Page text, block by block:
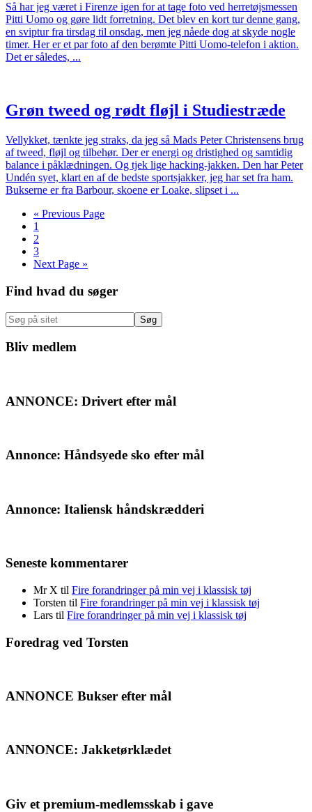
Så har jeg været i Firenze igen for at tage foto ved herretøjsmessen
Pitti Uomo og gøre lidt forretning. Det blev en kort tur denne gang,
en sviptur fra tirsdag til onsdag, men jeg nåede dog at skyde nogle
timer. Her er et par foto af den berømte Pitti Uomo-telefon i aktion.
Det er således, ...
Grøn tweed og rødt fløjl i Studiestræde
Vellykket, tænkte jeg straks, da jeg så Mads Peter Christensens brug
af tweed, fløjl og tilbehør. Der er energi og dristighed og samtidig
balance i påklædningen. Og tjek lige hacking-jakken. Den har Peter
Undén syet, klart en af de bedste sportsjakker, jeg har set fra ham.
Bukserne er fra Barbour, skoene er Loake, slipset i ...
« Go
Previous Page
Side
1
Side
2
Side
3
Go
Next Page »
Primær
Sidebar
Find hvad du søger
Søg
på
sitet
Bliv medlem
ANNONCE: Drivert efter mål
Annonce: Håndsyede sko efter mål
Annonce: Italiensk håndskrædderi
Seneste kommentarer
Mr X til Fire forandringer på min vej i klassisk tøj
Torsten til Fire forandringer på min vej i klassisk tøj
Lars til Fire forandringer på min vej i klassisk tøj
Foredrag ved Torsten
ANNONCE Bukser efter mål
ANNONCE: Jakketørklædet
Giv et premium-medlemsskab i gave